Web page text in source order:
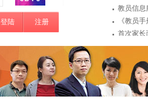
登陆 注册
· 教员信息
标准
· 《教员
· 首次家长
项
· 教员敏感
密
· 教员第一
注意事...
· 教员认证